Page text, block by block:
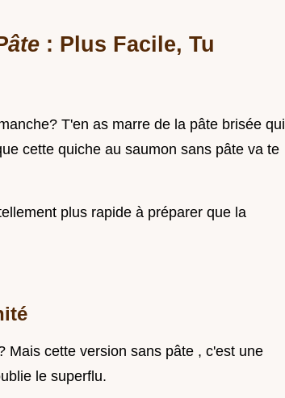
: Plus Facile, Tu
T'en as marre de la pâte brisée qui
cette quiche au saumon sans pâte va te
plus rapide à préparer que la
Mais cette version sans pâte , c'est une
le superflu.